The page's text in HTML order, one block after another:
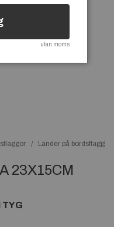
Länder på
23X15CM
TYG
utan moms